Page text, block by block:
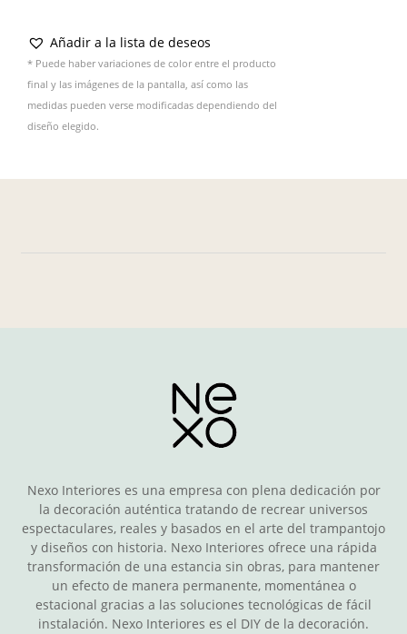
Añadir a la lista de deseos
* Puede haber variaciones de color entre el producto
final y las imágenes de la pantalla, así como las
medidas pueden verse modificadas dependiendo del
diseño elegido.
Nexo Interiores es una empresa con plena dedicación por
la decoración auténtica tratando de recrear universos
espectaculares, reales y basados en el arte del trampantojo
y diseños con historia. Nexo Interiores ofrece una rápida
transformación de una estancia sin obras, para mantener
un efecto de manera permanente, momentánea o
estacional gracias a las soluciones tecnológicas de fácil
instalación. Nexo Interiores es el DIY de la decoración.